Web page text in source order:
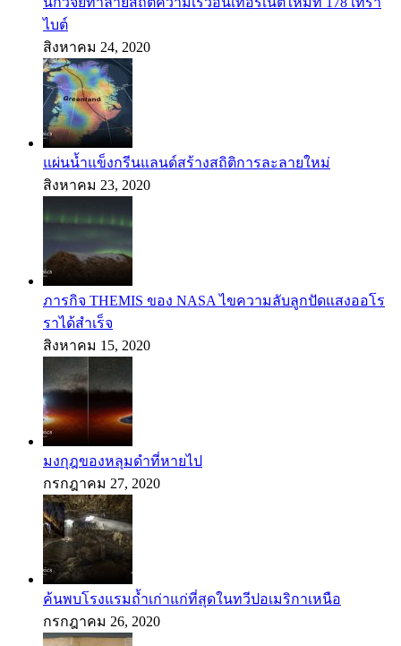
ไบต์
สิงหาคม 24, 2020
แผ่นน้ำแข็งกรีนแลนด์สร้างสถิติการละลายใหม่
สิงหาคม 23, 2020
ภารกิจ THEMIS ของ NASA ไขความลับลูกปัดแสงออโร
ราได้สำเร็จ
สิงหาคม 15, 2020
มงกุฎของหลุมดำที่หายไป
กรกฎาคม 27, 2020
ค้นพบโรงแรมถ้ำเก่าแก่ที่สุดในทวีปอเมริกาเหนือ
กรกฎาคม 26, 2020